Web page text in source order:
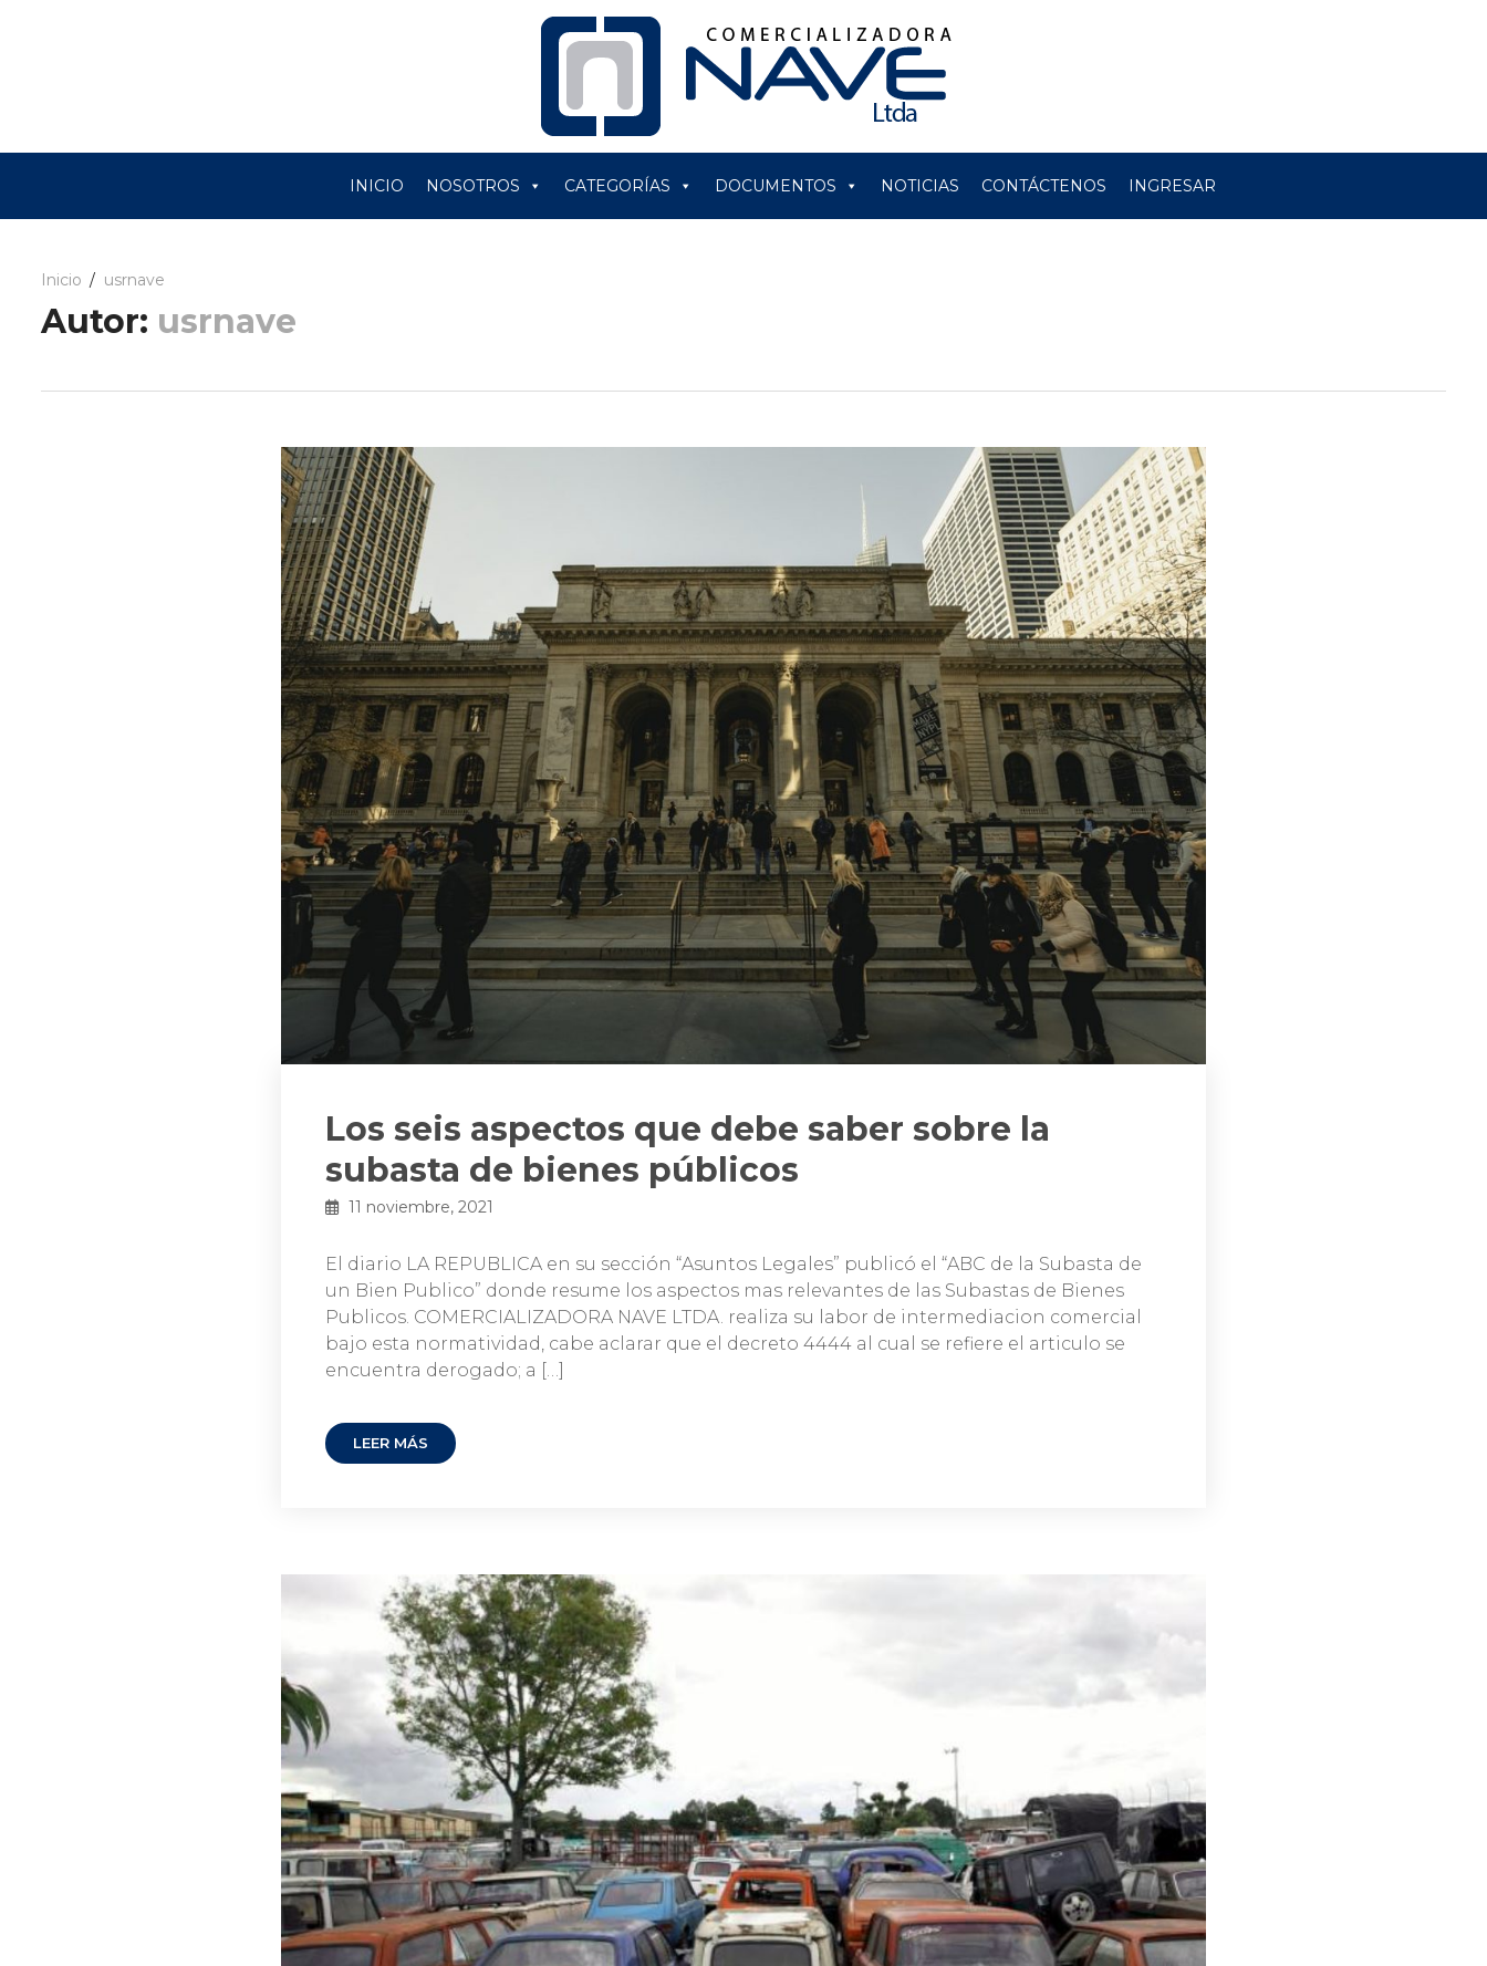
INICIO NOSOTROS CATEGORÍAS DOCUMENTOS NOTICIAS CONTÁCTENOS INGRESAR
Inicio usrnave
Autor: usrnave
Los seis aspectos que debe saber sobre la
subasta de bienes públicos
11 noviembre, 2021
El diario LA REPUBLICA en su sección “Asuntos Legales” publicó el “ABC de la Subasta de
un Bien Publico” donde resume los aspectos mas relevantes de las Subastas de Bienes
Publicos. COMERCIALIZADORA NAVE LTDA. realiza su labor de intermediacion comercial
bajo esta normatividad, cabe aclarar que el decreto 4444 al cual se refiere el articulo se
encuentra derogado; a […]
LEER MÁS